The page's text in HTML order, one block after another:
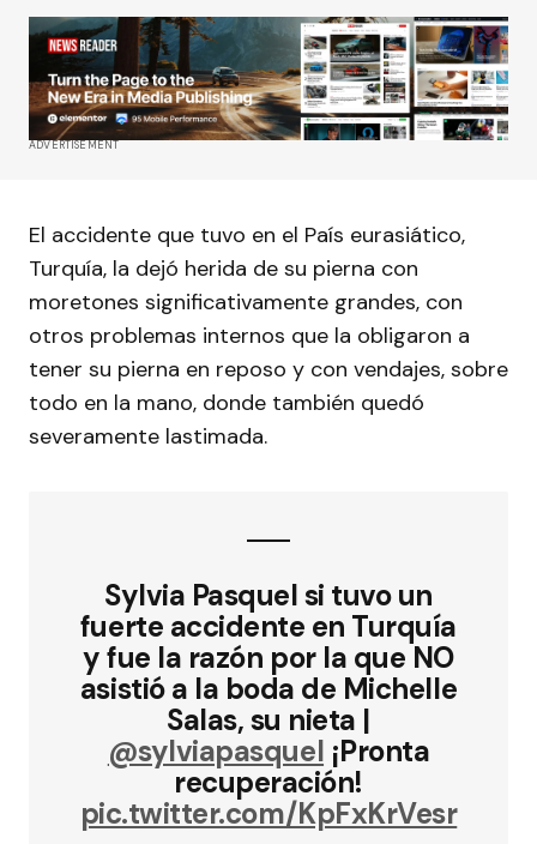
ADVERTISEMENT
El accidente que tuvo en el País eurasiático,
Turquía, la dejó herida de su pierna con
moretones significativamente grandes, con
otros problemas internos que la obligaron a
tener su pierna en reposo y con vendajes, sobre
todo en la mano, donde también quedó
severamente lastimada.
Sylvia Pasquel si tuvo un
fuerte accidente en Turquía
y fue la razón por la que NO
asistió a la boda de Michelle
Salas, su nieta |
@sylviapasquel ¡Pronta
recuperación!
pic.twitter.com/KpFxKrVesr